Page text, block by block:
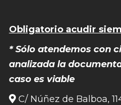
Obligatorio acudir
* Sólo atendemos con
analizada la
caso es viable
C/ Núñez de Balboa,